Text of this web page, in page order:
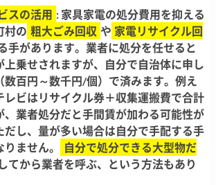
スの活用 : 家具家電の処分費用を抑える
村の 粗大ごみ回収 や 家電リサイクル回
手があります。業者に処分を任せると
上乗せされますが、自分で自治体に申し
数百円～数千円/個）で済みます。例え
レビはリサイクル券＋収集運搬費で合計
、業者処分だと手間賃が加わる可能性が
だし、量が多い場合は自分で手配する手
ません。
自分で処分できる大型物だ
してから業者を呼ぶ、という方法もあり